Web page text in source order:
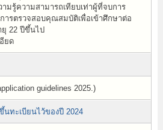
มรู้ความสามารถเทียบเท่าผู้ที่จบการ
รตรวจสอบคุณสมบัติเพื่อเข้าศึกษาต่อ
22 ปีขึ้นไป
ยด
guidelines 2025.)
ทะเบียนไว้ของปี 2024